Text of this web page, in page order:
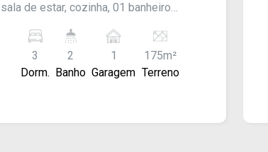
sala de estar, cozinha, 01 banheiro
garagem para 01 carro com portão
eletrônico, área gourmet com
churrasqueira e banheiro externo.
banheiros internos, piso frio.
3
Dorm.
2
Banho
1
Garagem
175m²
Terreno